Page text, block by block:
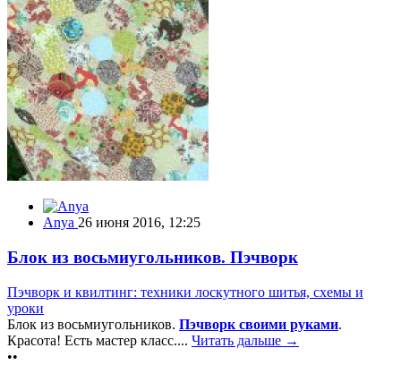
Anya 26 июня 2016, 12:25
Блок из восьмиугольников. Пэчворк
Пэчворк и квилтинг: техники лоскутного шитья, схемы и
уроки
Блок из восьмиугольников. Пэчворк своими руками.
Красота! Есть мастер класс.... Читать дальше →
••